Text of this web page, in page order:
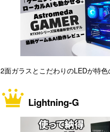
2面ガラスとこだわりのLEDが特色
Lightning-G